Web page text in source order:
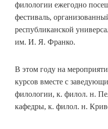
филологии ежегодно
фестиваль,
республиканской
им. И. Я. Франко.
В этом году на
курсов вместе с
филологии, к. филол. н.
кафедры, к. филол. н.